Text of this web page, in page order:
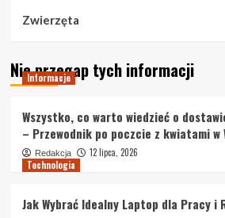
Zwierzęta
Nie przegap tych informacji
Informacje
Wszystko, co warto wiedzieć o
– Przewodnik po poczcie z kwiatami w
Redakcja
12 lipca, 2026
Technologia
Jak Wybrać Idealny Laptop dla Pracy i